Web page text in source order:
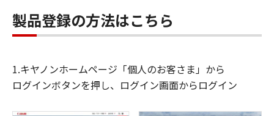
製品登録の方法はこちら
1.キヤノンホームページ「個人のお客さま」から
ログインボタンを押し、ログイン画面からログイン